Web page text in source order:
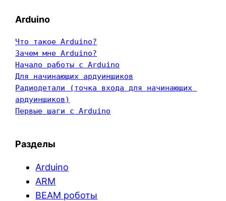
Arduino
Что такое Arduino?
Зачем мне Arduino?
Начало работы с Arduino
Для начинающих ардуинщиков
Радиодетали (точка входа для начинающих
ардуинщиков)
Первые шаги с Arduino
Разделы
Arduino
ARM
BEAM роботы